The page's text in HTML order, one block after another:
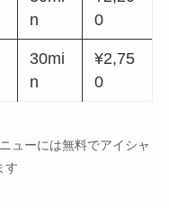
n
0
30mi
n
¥2,75
0
料でアイシャ
す